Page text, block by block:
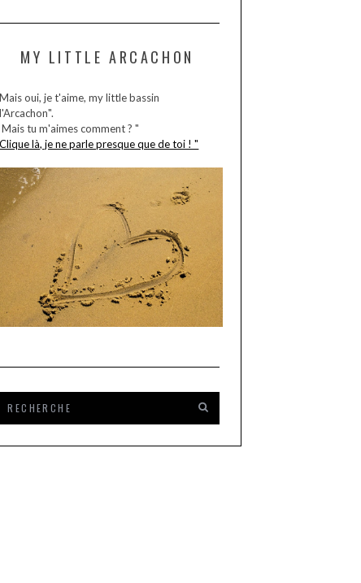
MY LITTLE ARCACHON
oui, je t'aime, my little bassin
Mais tu m'aimes comment ? "
là, je ne parle presque que de toi ! "